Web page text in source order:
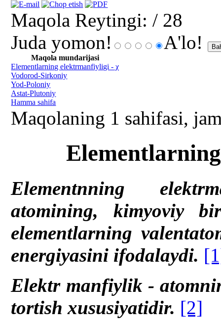
Maqola Reytingi: / 28
Juda yomon!
A'lo!
Maqola mundarijasi
Elementlarning elektrmanfiyligi - χ
Vodorod-Sirkoniy
Yod-Poloniy
Astat-Plutoniy
Hamma sahifa
Maqolaning 1 sahifasi,
Elementnning
atomining, kimyoviy
elementlarning
energiyasini ifodalaydi.
Elektr manfiylik -
tortish xususiyatidir. [2]